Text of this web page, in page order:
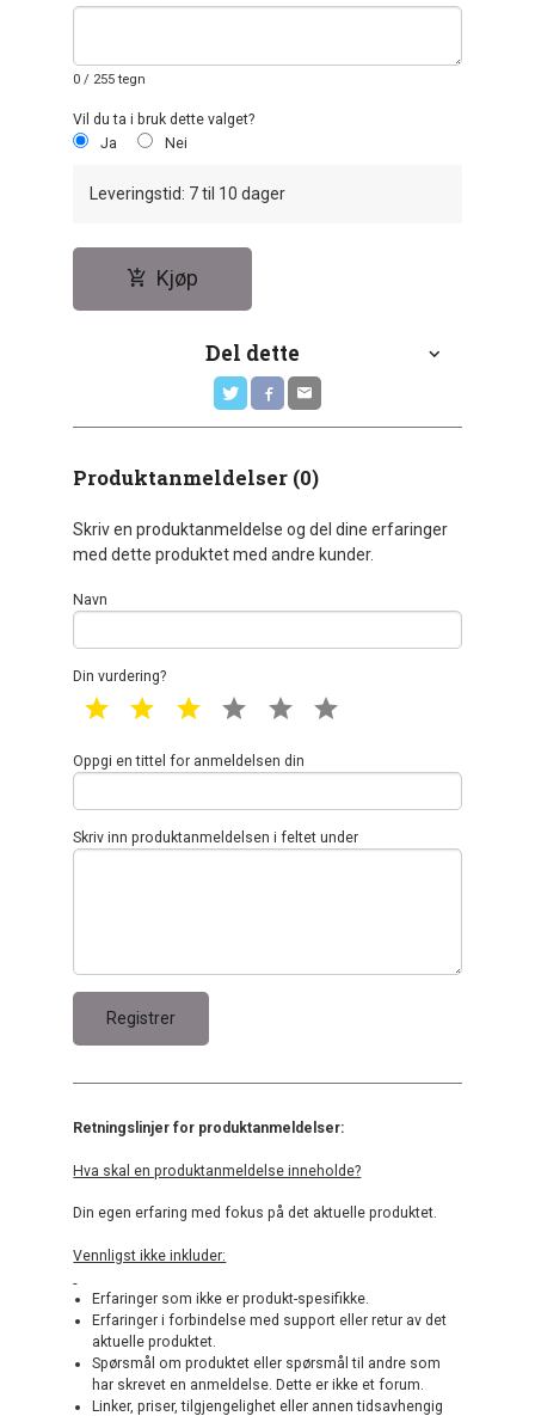
0 / 255 tegn
Vil du ta i bruk dette valget?
Ja
Nei
Leveringstid: 7 til 10 dager
Kjøp
Del dette
Produktanmeldelser (0)
Skriv en produktanmeldelse og del dine erfaringer
med dette produktet med andre kunder.
Navn
Din vurdering?
1 star 2 star 3 star 4 star 5 star
Oppgi en tittel for anmeldelsen din
Skriv inn produktanmeldelsen i feltet under
Retningslinjer for produktanmeldelser:
Hva skal en produktanmeldelse inneholde?
Din egen erfaring med fokus på det aktuelle produktet.
Vennligst ikke inkluder:
Erfaringer som ikke er produkt-spesifikke.
Erfaringer i forbindelse med support eller retur av det
aktuelle produktet.
Spørsmål om produktet eller spørsmål til andre som
har skrevet en anmeldelse. Dette er ikke et forum.
Linker, priser, tilgjengelighet eller annen tidsavhengig